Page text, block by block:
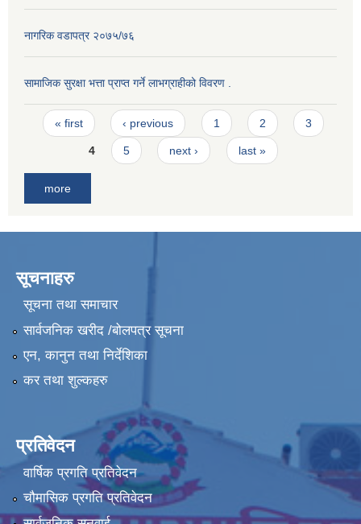
नागरिक वडापत्र २०७५/७६
सामाजिक सुरक्षा भत्ता प्राप्त गर्ने लाभग्राहीको विवरण .
Pages
« first ‹ previous 1 2 3
4 5 next › last »
more
सूचनाहरु
सूचना तथा समाचार
सार्वजनिक खरीद /बोलपत्र सूचना
एन, कानुन तथा निर्देशिका
कर तथा शुल्कहरु
प्रतिवेदन
वार्षिक प्रगति प्रतिवेदन
चौमासिक प्रगति प्रतिवेदन